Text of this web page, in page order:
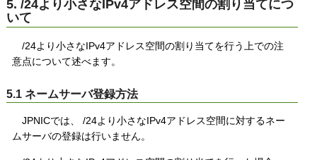
5. /24より小さなIPv4アドレス空間の割り当てにつ
いて
/24より小さなIPv4アドレス空間の割り当てを行う上での注
意点について述べます。
5.1 ネームサーバ登録方法
JPNICでは、 /24より小さなIPv4アドレス空間に対するネー
ムサーバの登録は行いません。